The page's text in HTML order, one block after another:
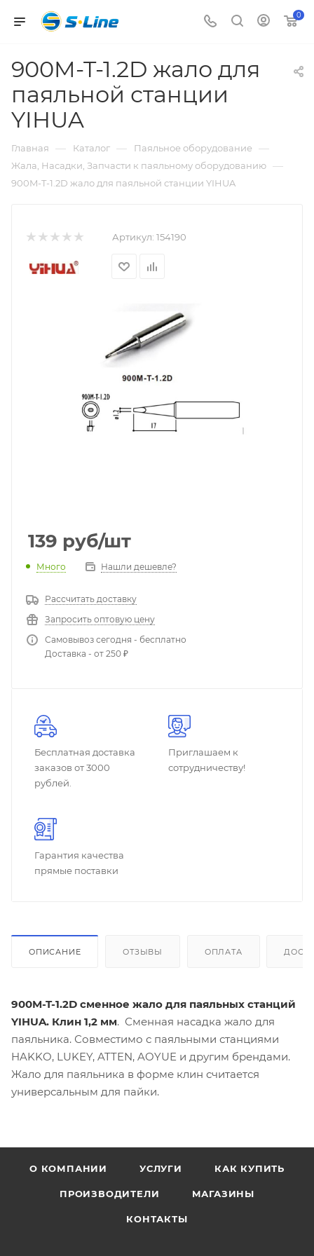
0
900M-T-1.2D жало для
паяльной станции
YIHUA
Главная — Каталог — Паяльное оборудование —
Жала, Насадки, Запчасти к паяльному оборудованию —
900M-T-1.2D жало для паяльной станции YIHUA
Артикул: 154190
139 руб/шт
Много Нашли дешевле?
Рассчитать доставку
Запросить оптовую цену
Самовывоз сегодня - бесплатно
Доставка - от 250 ₽
Бесплатная доставка
заказов от 3000
рублей.
Приглашаем к
сотрудничеству!
Гарантия качества
прямые поставки
ОПИСАНИЕ ОТЗЫВЫ ОПЛАТА
900M-T-1.2D сменное жало для паяльных станций
YIHUA. Клин 1,2 мм. Сменная насадка жало для
паяльника. Совместимо с паяльными станциями
HAKKO, LUKEY, ATTEN, AOYUE и другим брендами.
Жало для паяльника в форме клин считается
универсальным для пайки.
О КОМПАНИИ УСЛУГИ КАК КУПИТЬ
ПРОИЗВОДИТЕЛИ МАГАЗИНЫ
КОНТАКТЫ